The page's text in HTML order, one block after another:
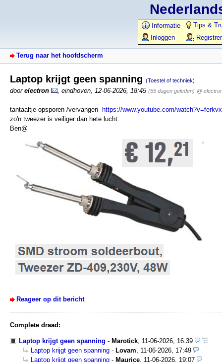
Informatie
Tips &
Inloggen
Terug naar het hoofdscherm
Laptop krijgt geen spanning (Toestel of techniek)
door electron eindhoven 12-06-2026, 18:45 (55 dagen geleden) @
tantaaltje opsporen /vervangen- https://www.youtube.com/
zo'n tweezer is veiliger dan hete lucht.
Ben@
Reageer op dit bericht
Complete draad:
Laptop krijgt geen spanning - Marotick 11-06-2026, 16:39
Laptop krijgt geen spanning - Lovam
11-06-2026, 17:49
Laptop krijgt geen spanning - Maurice 11-06-2026, 19:07